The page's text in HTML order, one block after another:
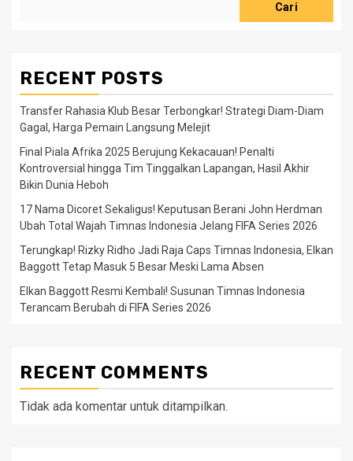
Cari
RECENT POSTS
Transfer Rahasia Klub Besar Terbongkar! Strategi Diam-Diam
Gagal, Harga Pemain Langsung Melejit
Final Piala Afrika 2025 Berujung Kekacauan! Penalti
Kontroversial hingga Tim Tinggalkan Lapangan, Hasil Akhir
Bikin Dunia Heboh
17 Nama Dicoret Sekaligus! Keputusan Berani John Herdman
Ubah Total Wajah Timnas Indonesia Jelang FIFA Series 2026
Terungkap! Rizky Ridho Jadi Raja Caps Timnas Indonesia, Elkan
Baggott Tetap Masuk 5 Besar Meski Lama Absen
Elkan Baggott Resmi Kembali! Susunan Timnas Indonesia
Terancam Berubah di FIFA Series 2026
RECENT COMMENTS
Tidak ada komentar untuk ditampilkan.